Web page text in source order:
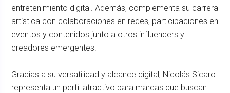
entretenimiento digital. Además, complementa su carrera
artística con colaboraciones en redes, participaciones en
eventos y contenidos junto a otros influencers y
creadores emergentes.
Gracias a su versatilidad y alcance digital, Nicolás Sicaro
representa un perfil atractivo para marcas que buscan